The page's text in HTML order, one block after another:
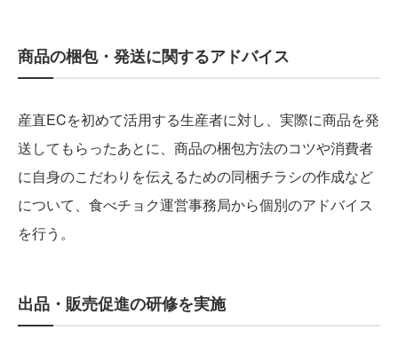
商品の梱包・発送に関するアドバイス
産直ECを初めて活用する生産者に対し、実際に商品を発
送してもらったあとに、商品の梱包方法のコツや消費者
に自身のこだわりを伝えるための同梱チラシの作成など
について、食べチョク運営事務局から個別のアドバイス
を行う。
出品・販売促進の研修を実施